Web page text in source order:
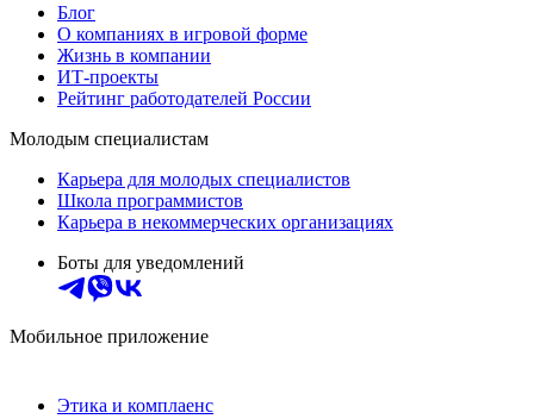
Блог
О компаниях в игровой форме
Жизнь в компании
ИТ-проекты
Рейтинг работодателей России
Молодым специалистам
Карьера для молодых специалистов
Школа программистов
Карьера в некоммерческих организациях
Боты для уведомлений
Мобильное приложение
Этика и комплаенс